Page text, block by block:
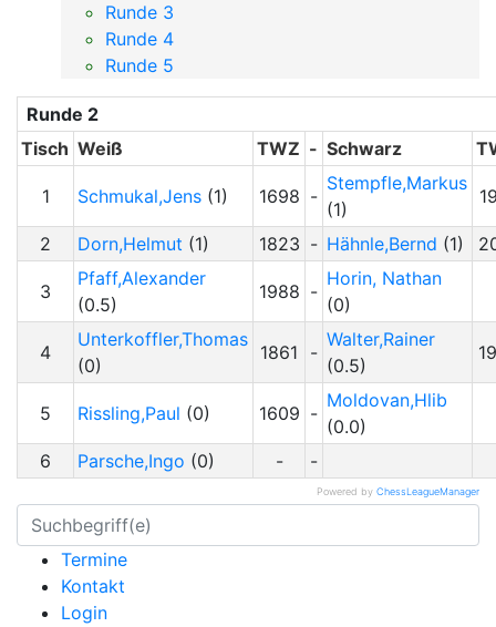
Runde 3
Runde 4
Runde 5
Runde 2
Tisch Weiß TWZ - Schwarz
1 Schmukal,Jens (1) 1698 -
Stempfle,Markus
(1)
2 Dorn,Helmut (1) 1823 - Hähnle,Bernd (1)
3
Pfaff,Alexander
(0.5)
1988 -
Horin, Nathan
(0)
4
Unterkoffler,Thomas
(0)
1861 -
Walter,Rainer
(0.5)
5 Rissling,Paul (0) 1609 -
Moldovan,Hlib
(0.0)
6 Parsche,Ingo (0) - -
Powered by ChessLeagueManager
Termine
Kontakt
Login